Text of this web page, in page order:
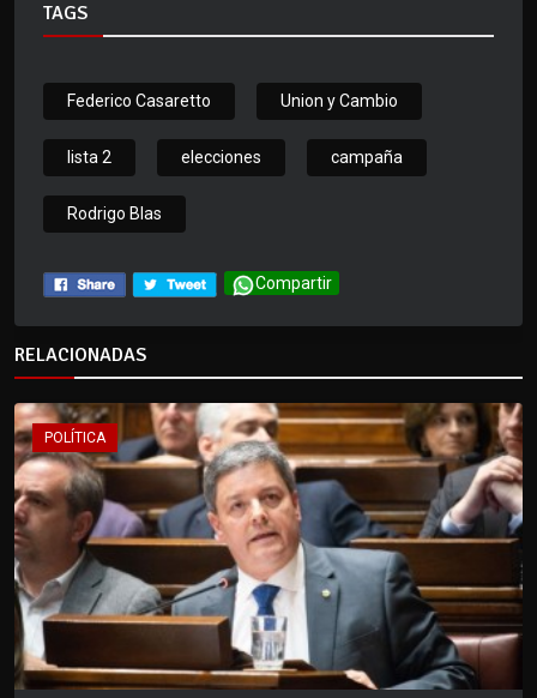
TAGS
Federico Casaretto Union y Cambio
lista 2 elecciones campaña
Rodrigo Blas
Compartir
RELACIONADAS
POLÍTICA